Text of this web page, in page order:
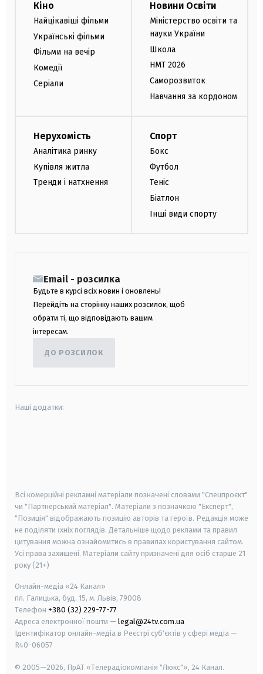
Кіно
Найцікавіші фільми
Українські фільми
Фільми на вечір
Комедії
Серіали
Новини Освіти
Міністерство освіти та
науки України
Школа
НМТ 2026
Саморозвиток
Навчання за кордоном
Нерухомість
Аналітика ринку
Купівля житла
Тренди і натхнення
Спорт
Бокс
Футбол
Теніс
Біатлон
Інші види спорту
Email - розсилка
Будьте в курсі всіх новин і оновлень!
Перейдіть на сторінку наших розсилок, щоб
обрати ті, що відповідають вашим
інтересам.
ДО РОЗСИЛОК
Наші додатки:
Всі комерційні рекламні матеріали позначені словами "Спецпроєкт"
чи "Партнерський матеріал". Матеріали з позначкою "Експерт",
"Позиція" відображають позицію авторів та героїв. Редакція може
не поділяти їхніх поглядів. Детальніше щодо реклами та правил
цитування можна ознайомитись в правилах користування сайтом.
Усі права захищені. Матеріали сайту призначені для осіб старше 21
року (21+)
Онлайн-медіа «24 Канал»
пл. Галицька, буд. 15, м. Львів, 79008
Телефон +380 (32) 229-77-77
Адреса електронної пошти — legal@24tv.com.ua
Ідентифікатор онлайн-медіа в Реєстрі суб'єктів у сфері медіа —
R40-06057
© 2005—2026, ПрАТ «Телерадіокомпанія "Люкс"», 24 Канал.